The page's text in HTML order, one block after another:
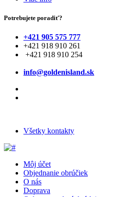
Potrebujete poradiť?
+421 905 575 777
+421 918 910 261
+421 918 910 254
info@goldenisland.sk
Všetky kontakty
Môj účet
Objednanie obrúčiek
O nás
Doprava